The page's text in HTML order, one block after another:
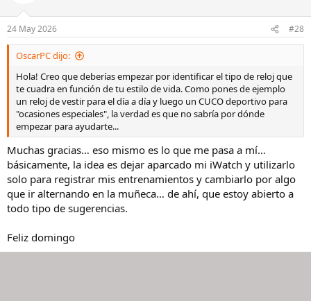
e
s
24 May 2026 #28
OscarPC dijo:
Hola! Creo que deberías empezar por identificar el tipo de reloj que
te cuadra en función de tu estilo de vida. Como pones de ejemplo
un reloj de vestir para el día a día y luego un CUCO deportivo para
"ocasiones especiales", la verdad es que no sabría por dónde
empezar para ayudarte...
Muchas gracias… eso mismo es lo que me pasa a mí…
básicamente, la idea es dejar aparcado mi iWatch y utilizarlo
solo para registrar mis entrenamientos y cambiarlo por algo
que ir alternando en la muñeca… de ahí, que estoy abierto a
todo tipo de sugerencias.
Feliz domingo